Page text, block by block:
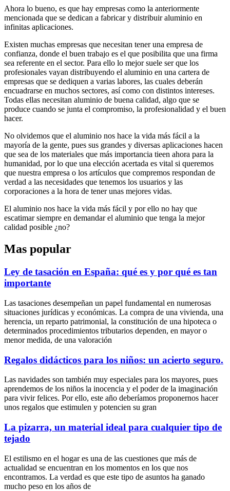
Ahora lo bueno, es que hay empresas como la anteriormente
mencionada que se dedican a fabricar y distribuir aluminio en
infinitas aplicaciones.
Existen muchas empresas que necesitan tener una empresa de
confianza, donde el buen trabajo es el que posibilita que una firma
sea referente en el sector. Para ello lo mejor suele ser que los
profesionales vayan distribuyendo el aluminio en una cartera de
empresas que se dediquen a varias labores, las cuales deberán
encuadrarse en muchos sectores, así como con distintos intereses.
Todas ellas necesitan aluminio de buena calidad, algo que se
produce cuando se junta el compromiso, la profesionalidad y el buen
hacer.
No olvidemos que el aluminio nos hace la vida más fácil a la
mayoría de la gente, pues sus grandes y diversas aplicaciones hacen
que sea de los materiales que más importancia tieen ahora para la
humanidad, por lo que una elección acertada es vital si queremos
que nuestra empresa o los artículos que compremos respondan de
verdad a las necesidades que tenemos los usuarios y las
corporaciones a la hora de tener unas mejores vidas.
El aluminio nos hace la vida más fácil y por ello no hay que
escatimar siempre en demandar el aluminio que tenga la mejor
calidad posible ¿no?
Mas popular
Ley de tasación en España: qué es y por qué es tan
importante
Las tasaciones desempeñan un papel fundamental en numerosas
situaciones jurídicas y económicas. La compra de una vivienda, una
herencia, un reparto patrimonial, la constitución de una hipoteca o
determinados procedimientos tributarios dependen, en mayor o
menor medida, de una valoración
Regalos didácticos para los niños: un acierto seguro.
Las navidades son también muy especiales para los mayores, pues
aprendemos de los niños la inocencia y el poder de la imaginación
para vivir felices. Por ello, este año deberíamos proponernos hacer
unos regalos que estimulen y potencien su gran
La pizarra, un material ideal para cualquier tipo de
tejado
El estilismo en el hogar es una de las cuestiones que más de
actualidad se encuentran en los momentos en los que nos
encontramos. La verdad es que este tipo de asuntos ha ganado
mucho peso en los años de